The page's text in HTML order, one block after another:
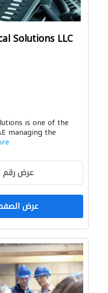
Solutions LLC
is one of the
managing the
عرض رقم
عرض